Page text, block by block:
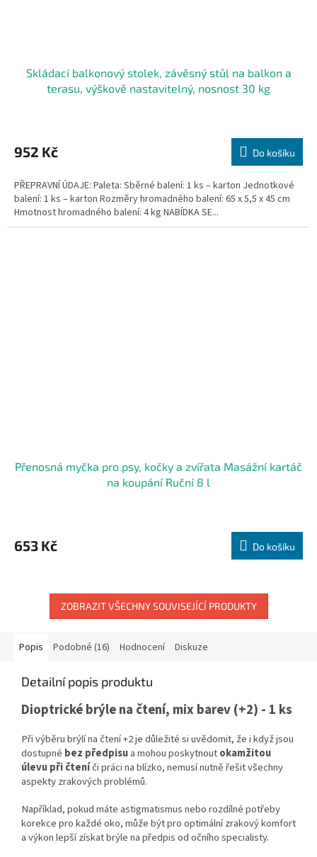
Skládací balkonový stolek, závěsný stůl na balkon a
terasu, výškově nastavitelný, nosnost 30 kg
952 Kč Do košíku
PŘEPRAVNÍ ÚDAJE: Paleta: Sběrné balení: 1 ks – karton Jednotkové
balení: 1 ks – karton Rozměry hromadného balení: 65 x 5,5 x 45 cm
Hmotnost hromadného balení: 4 kg NABÍDKA SE...
Přenosná myčka pro psy, kočky a zvířata Masážní kartáč
na koupání Ruční 8 l
653 Kč Do košíku
ZOBRAZIT VŠECHNY SOUVISEJÍCÍ PRODUKTY
Popis Podobné (16) Hodnocení Diskuze
Detailní popis produktu
Dioptrické brýle na čtení, mix barev (+2) - 1 ks
Při výběru brýlí na čtení +2 je důležité si uvědomit, že i když jsou
dostupné bez předpisua mohou poskytnoutokamžitou
úlevu při čteníči práci na blízko, nemusí nutně řešit všechny
aspekty zrakových problémů.
Například, pokud máte astigmatismus nebo rozdílné potřeby
korekce pro každé oko, může být pro optimální zrakový komfort
a výkon lepší získat brýle na předpis od očního specialisty.